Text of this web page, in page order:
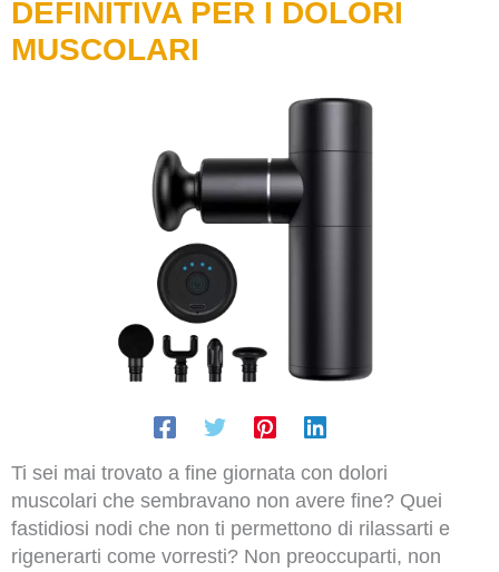
DEFINITIVA PER I DOLORI
MUSCOLARI
Ti sei mai trovato a fine giornata con dolori
muscolari che sembravano non avere fine? Quei
fastidiosi nodi che non ti permettono di rilassarti e
rigenerarti come vorresti? Non preoccuparti, non